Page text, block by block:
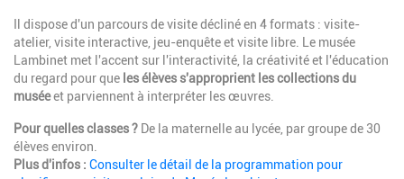
Il dispose d'un parcours de visite décliné en 4 formats : visite-
atelier, visite interactive, jeu-enquête et visite libre. Le musée
Lambinet met l'accent sur l'interactivité, la créativité et l'éducation
du regard pour que les élèves s'approprient les collections du
muséeet parviennent à interpréter les œuvres.
Pour quelles classes ? De la maternelle au lycée , par groupe de 30
élèves environ.
Plus d'infos : Consulter le détail de la programmation pour